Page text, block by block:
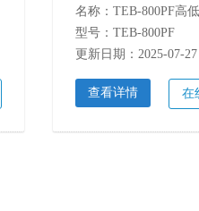
型号：TEB-800PF
更新日期：2025-07-27
查看详情 在